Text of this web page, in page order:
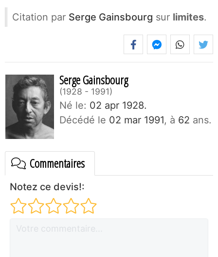
Citation par Serge Gainsbourg sur limites.
Serge Gainsbourg
1928 - 1991
Né le: 02 apr 1928.
Décédé le 02 mar 1991, à 62 ans.
Commentaires
Notez ce devis!: